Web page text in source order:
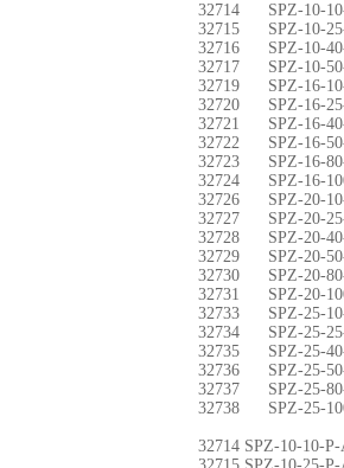
32714 SPZ-10-
32715 SPZ-10-
32716 SPZ-10-
32717 SPZ-10-
32719 SPZ-16-
32720 SPZ-16-
32721 SPZ-16-
32722 SPZ-16-
32723 SPZ-16-
32724 SPZ-16-
32726 SPZ-20-
32727 SPZ-20-
32728 SPZ-20-
32729 SPZ-20-
32730 SPZ-20-
32731 SPZ-20-
32733 SPZ-25-
32734 SPZ-25-
32735 SPZ-25-
32736 SPZ-25-
32737 SPZ-25-
32738 SPZ-25-
32714 SPZ-10-10-